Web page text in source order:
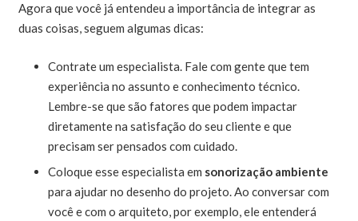
Agora que você já entendeu a importância de integrar as
duas coisas, seguem algumas dicas:
Contrate um especialista. Fale com gente que tem
experiência no assunto e conhecimento técnico.
Lembre-se que são fatores que podem impactar
diretamente na satisfação do seu cliente e que
precisam ser pensados com cuidado.
Coloque esse especialista em sonorização ambiente
para ajudar no desenho do projeto. Ao conversar com
você e com o arquiteto, por exemplo, ele entenderá